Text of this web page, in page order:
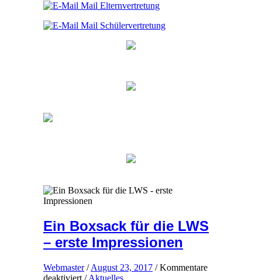
Mail Elternvertretung
Mail Schülervertretung
Ein Boxsack für die LWS
– erste Impressionen
Webmaster/August 23, 2017 /Kommentare
deaktiviertfür
/Aktuelles